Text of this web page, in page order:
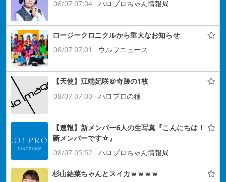
08/07 07:04 ハロプロちゃん情報局
ロージークロニクルから重大なお知らせ
08/07 07:01
ウルフニュース
【天使】江端妃咲＠奇跡の1枚
08/07 07:00
ハロプロの種
【速報】新メンバー6人の生写真『こんにちは！
新メンバーです☆』
08/07 05:52
ハロプロちゃん情報局
杉山結菜ちゃんとスイカｗｗｗｗ